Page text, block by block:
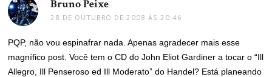
Bruno Peixe
28 DE OUTUBRO DE 2008 ÀS 20:46
PQP, não vou espinafrar nada. Apenas agradecer mais esse
magnífico post. Você tem o CD do John Eliot Gardiner a tocar o “Ill
Allegro, Ill Penseroso ed Ill Moderato” do Handel? Está planeando